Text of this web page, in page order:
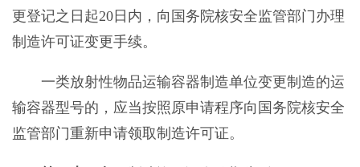
更登记之日起20日内，向国务院核安全监管部门办理
制造许可证变更手续。
一类放射性物品运输容器制造单位变更制造的运
输容器型号的，应当按照原申请程序向国务院核安全
监管部门重新申请领取制造许可证。